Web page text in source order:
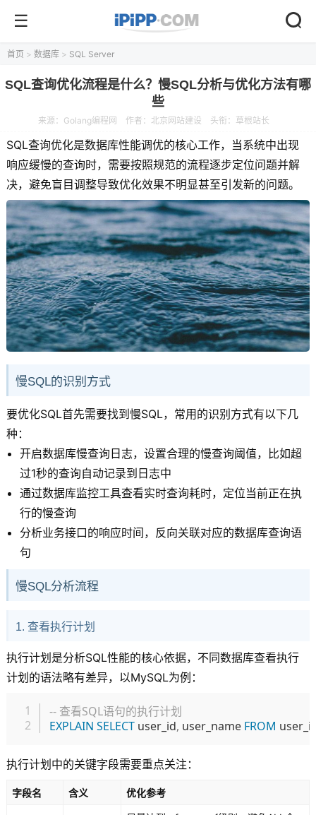
首页 > 数据库 > SQL Server
SQL查询优化流程是什么？慢SQL分析与优化方法有哪
些
来源： Golang编程网 作者：北京网站建设 头衔：草根站长
SQL查询优化是数据库性能调优的核心工作，当系统中出现
响应缓慢的查询时，需要按照规范的流程逐步定位问题并解
决，避免盲目调整导致优化效果不明显甚至引发新的问题。
慢SQL的识别方式
要优化SQL首先需要找到慢SQL，常用的识别方式有以下几
种：
开启数据库慢查询日志，设置合理的慢查询阈值，比如超
过1秒的查询自动记录到日志中
通过数据库监控工具查看实时查询耗时，定位当前正在执
行的慢查询
分析业务接口的响应时间，反向关联对应的数据库查询语
句
慢SQL分析流程
1. 查看执行计划
执行计划是分析SQL性能的核心依据，不同数据库查看执行
计划的语法略有差异，以MySQL为例：
-- 查看SQL语句的执行计划
EXPLAIN SELECT user_id, user_name FROM
执行计划中的关键字段需要重点关注：
字段名 含义 优化参考